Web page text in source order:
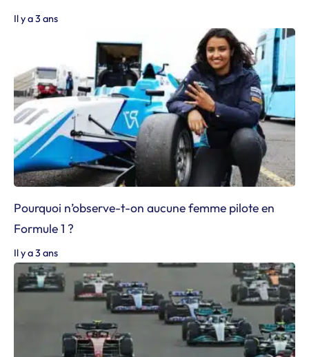
Il y a 3 ans
Pourquoi n’observe-t-on aucune femme pilote en
Formule 1 ?
Il y a 3 ans